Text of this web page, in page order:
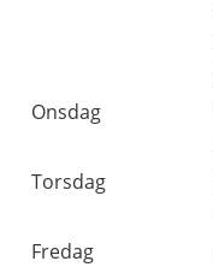
Onsdag
Torsdag
Fredag